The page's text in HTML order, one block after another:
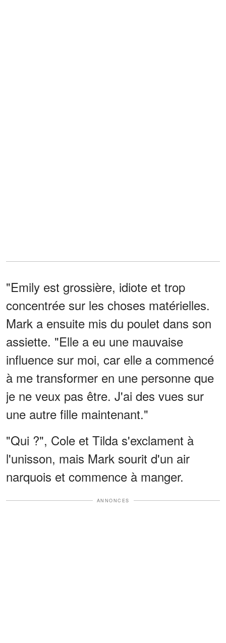
"Emily est grossière, idiote et trop
concentrée sur les choses matérielles.
Mark a ensuite mis du poulet dans son
assiette. "Elle a eu une mauvaise
influence sur moi, car elle a commencé
à me transformer en une personne que
je ne veux pas être. J'ai des vues sur
une autre fille maintenant."
"Qui ?", Cole et Tilda s'exclament à
l'unisson, mais Mark sourit d'un air
narquois et commence à manger.
ANNONCES